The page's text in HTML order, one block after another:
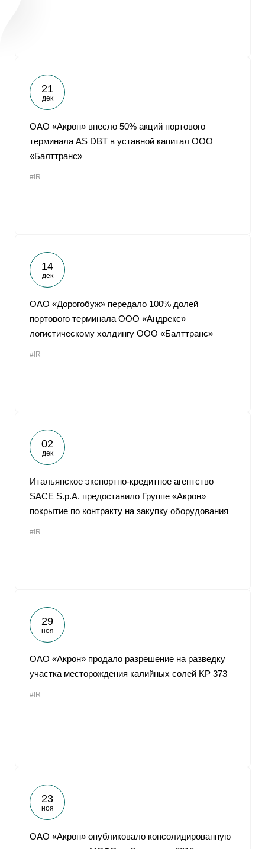
21
дек
ОАО «Акрон» внесло 50% акций портового
терминала AS DBT в уставной капитал ООО
«Балттранс»
#IR
14
дек
ОАО «Дорогобуж» передало 100% долей
портового терминала ООО «Андрекс»
логистическому холдингу ООО «Балттранс»
#IR
02
дек
Итальянское экспортно-кредитное агентство
SACE S.p.A. предоставило Группе «Акрон»
покрытие по контракту на закупку оборудования
#IR
29
ноя
ОАО «Акрон» продало разрешение на разведку
участка месторождения калийных солей KP 373
#IR
23
ноя
ОАО «Акрон» опубликовало консолидированную